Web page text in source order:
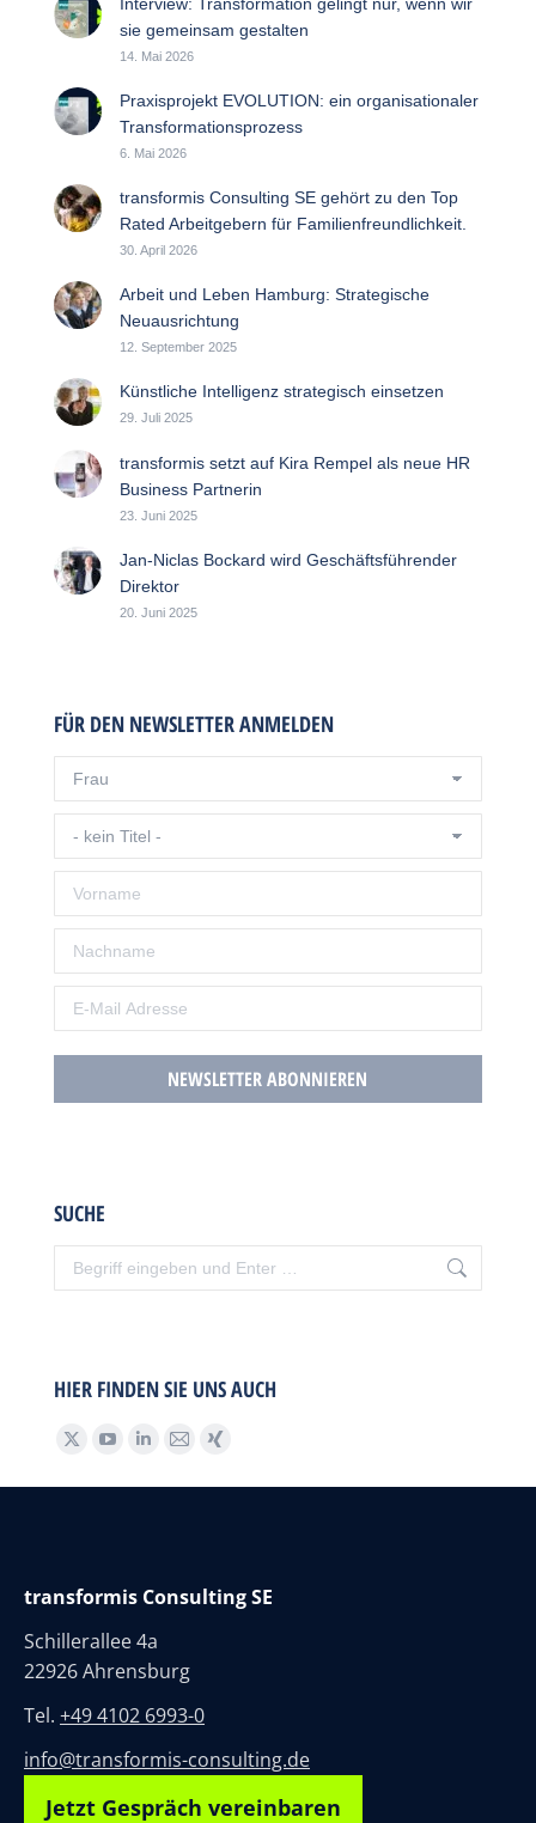
sie gemeinsam gestalten
14. Mai 2026
Praxisprojekt EVOLUTION: ein organisationaler
Transformationsprozess
6. Mai 2026
transformis Consulting SE gehört zu den Top
Rated Arbeitgebern für Familienfreundlichkeit.
30. April 2026
Arbeit und Leben Hamburg: Strategische
Neuausrichtung
12. September 2025
Künstliche Intelligenz strategisch einsetzen
29. Juli 2025
transformis setzt auf Kira Rempel als neue HR
Business Partnerin
23. Juni 2025
Jan-Niclas Bockard wird Geschäftsführender
Direktor
20. Juni 2025
FÜR DEN NEWSLETTER ANMELDEN
SUCHE
HIER FINDEN SIE UNS AUCH
Find us on:
transformis Consulting SE
Schillerallee 4a
22926 Ahrensburg
Tel. +49 4102 6993-0
info@transformis-consulting.de
Jetzt Gespräch vereinbaren